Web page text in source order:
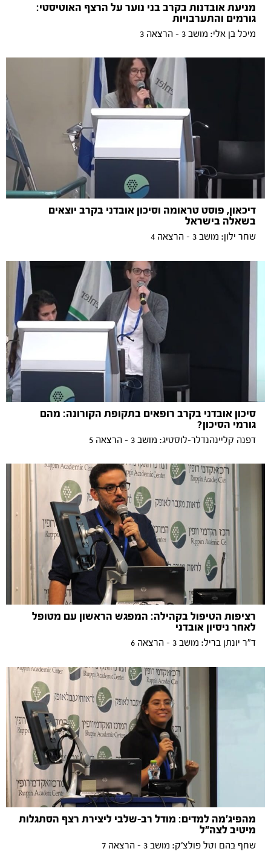
מניעת אובדנות בקרב בני נוער על הרצף האוטיסטי:
גורמים והתערבויות
מיכל בן אלי: מושב 3 - הרצאה 3
דיכאון, פוסט טראומה וסיכון אובדני בקרב יוצאים
בשאלה בישראל
שחר ילון: מושב 3 - הרצאה 4
סיכון אובדני בקרב רופאים בתקופת הקורונה: מהם
גורמי הסיכון?
דפנה קליינהנדלר-לוסטיג: מושב 3 - הרצאה 5
רציפות הטיפול בקהילה: המפגש הראשון עם מטופל
לאחר ניסיון אובדני
ד"ר יונתן בריל: מושב 3 - הרצאה 6
מהפיג'מה למדים: מודל רב-שלבי ליצירת רצף הסתגלות
מיטיב לצה"ל
שחף בהם וטל פולצ'ק: מושב 3 - הרצאה 7